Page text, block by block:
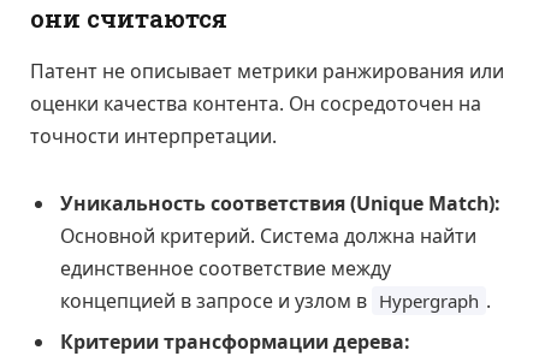
они считаются
Патент не описывает метрики ранжирования или
оценки качества контента. Он сосредоточен на
точности интерпретации.
Уникальность соответствия (Unique Match):
Основной критерий. Система должна найти
единственное соответствие между
концепцией в запросе и узлом в Hypergraph .
Критерии трансформации дерева: